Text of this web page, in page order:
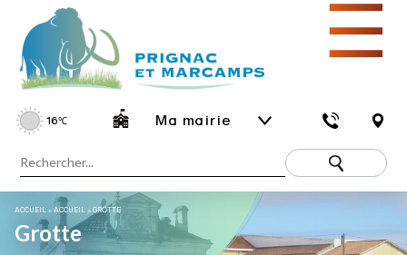
16℃ Ma mairie
☰
ACCUEIL »ACCUEIL »GROTTE
Grotte